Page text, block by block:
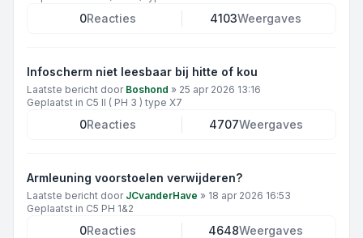
0Reacties 4103Weergaves
Infoscherm niet leesbaar bij hitte of kou
Laatste bericht door Boshond » 25 apr 2026 13:16
Geplaatst in C5 II ( PH 3 ) type X7
0Reacties 4707Weergaves
Armleuning voorstoelen verwijderen?
Laatste bericht door JCvanderHave » 18 apr 2026 16:53
Geplaatst in C5 PH 1&2
0Reacties 4648Weergaves